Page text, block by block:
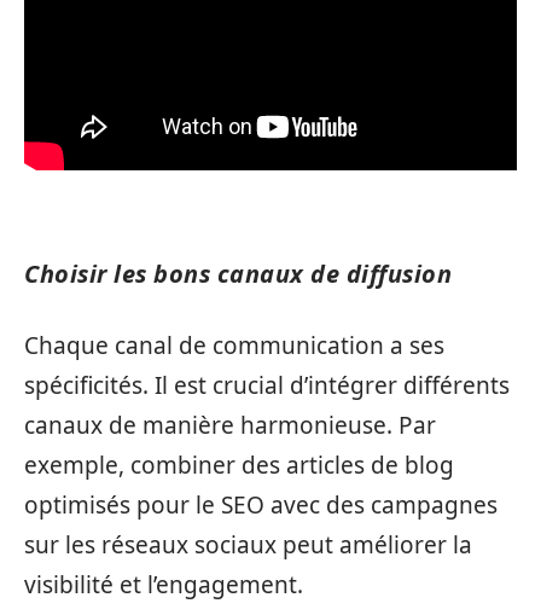
Choisir les bons canaux de diffusion
Chaque canal de communication a ses
spécificités. Il est crucial d’intégrer différents
canaux de manière harmonieuse. Par
exemple, combiner des articles de blog
optimisés pour le SEO avec des campagnes
sur les réseaux sociaux peut améliorer la
visibilité et l’engagement.